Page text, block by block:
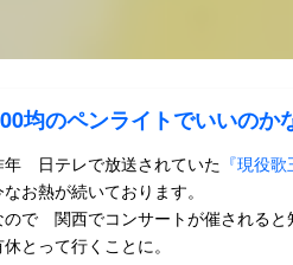
均のペンライトでいいのか
年 日テレで放送されていた 『現役歌
お熱が続いております。
ので 関西でコンサートが催されると
とって行くことに。